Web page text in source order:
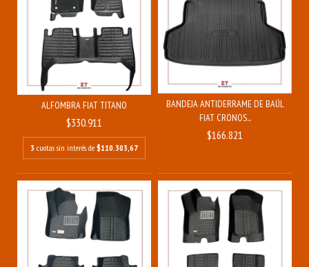
ALFOMBRA FIAT TITANO
$330.911
3 cuotas sin interés de $110.303,67
BANDEJA ANTIDERRAME DE BAÚL
FIAT CRONOS...
$166.821